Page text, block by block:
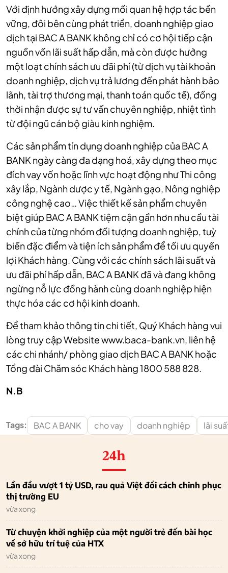
Với định hướng xây dựng mối quan hệ hợp tác bền
vững, đôi bên cùng phát triển, doanh nghiệp giao
dịch tại BAC A BANK không chỉ có cơ hội tiếp cận
nguồn vốn lãi suất hấp dẫn, mà còn được hưởng
một loạt chính sách ưu đãi phí (từ dịch vụ tài khoản
doanh nghiệp, dịch vụ trả lương đến phát hành bảo
lãnh, tài trợ thương mại, thanh toán quốc tế), đồng
thời nhận được sự tư vấn chuyên nghiệp, nhiệt tình
từ đội ngũ cán bộ giàu kinh nghiệm.
Các sản phẩm tín dụng doanh nghiệp của BAC A
BANK ngày càng đa dạng hoá, xây dựng theo mục
đích vay vốn hoặc lĩnh vực hoạt động như Thi công
xây lắp, Ngành dược y tế, Ngành gạo, Nông nghiệp
công nghệ cao… Việc thiết kế sản phẩm chuyên
biệt giúp BAC A BANK tiệm cận gần hơn nhu cầu tài
chính của từng nhóm đối tượng doanh nghiệp, tuỳ
biến đặc điểm và tiện ích sản phẩm để tối ưu quyền
lợi Khách hàng. Cùng với các chính sách lãi suất và
ưu đãi phí hấp dẫn, BAC A BANK đã và đang không
ngừng nỗ lực đồng hành cùng doanh nghiệp hiện
thực hóa các cơ hội kinh doanh.
Để tham khảo thông tin chi tiết, Quý Khách hàng vui
lòng truy cập Website www.baca-bank.vn, liên hệ
các chi nhánh/ phòng giao dịch BAC A BANK hoặc
Tổng đài Chăm sóc Khách hàng 1800 588 828.
N.B
Tags: BAC A BANK cho vay doanh nghiệp lãi
24h
Lần đầu vượt 1 tỷ USD, rau quả Việt đổi cách chinh phục
thị trường EU
vừa xong
Từ chuyện khởi nghiệp của một người trẻ đến bài học
về sở hữu trí tuệ của HTX
vừa xong